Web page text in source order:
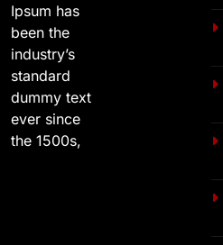
Ipsum has
been the
industry’s
standard
dummy text
ever since
the 1500s,